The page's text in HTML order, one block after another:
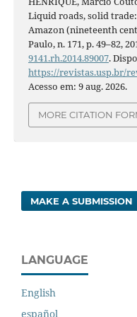
Liquid roads, solid
Amazon (nineteenth
Paulo, n. 171, p. 49–82,
9141.rh.2014.89007.
https://revistas.usp.br/
Acesso em: 9 aug. 2026.
MORE CITATION
MAKE A SUBMISSION
LANGUAGE
English
español